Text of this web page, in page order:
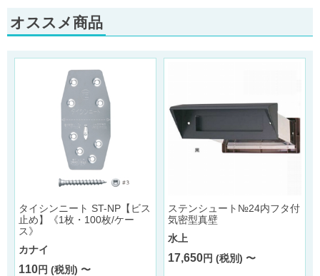
オススメ商品
タイシンニート ST-NP【ビス
止め】《1枚・100枚/ケー
ス》
カナイ
110円 (税別) 〜
ステンシュート№24内フタ付
気密型真壁
水上
17,650円 (税別) 〜